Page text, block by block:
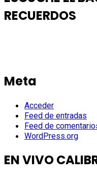
RECUERDOS
Meta
Acceder
Feed de entradas
Feed de
WordPress.org
EN VIVO